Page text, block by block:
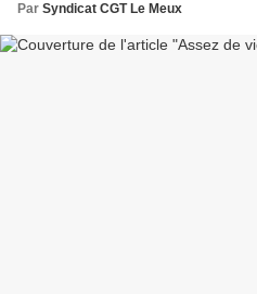
Par Syndicat CGT Le Meux